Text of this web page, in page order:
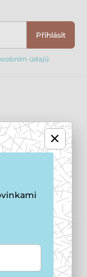
Přihlásit
údajů